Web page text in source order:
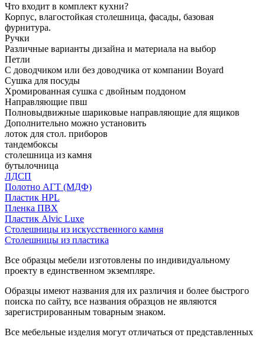
Что входит в комплект кухни?
Корпус, влагостойкая столешница, фасады, базовая
фурнитура.
Ручки
Различные варианты дизайна и материала на выбор
Петли
С доводчиком или без доводчика от компании Boyard
Сушка для посуды
Хромированная сушка с двойным поддоном
Направляющие пвш
Полновыдвижные шариковые направляющие для ящиков
Дополнительно можно установить
лоток для стол. приборов
тандембоксы
столешница из камня
бутылочница
ЛДСП
Полотно АГТ (МДФ)
Пластик HPL
Пленка ПВХ
Пластик Alvic Luxe
Столешницы из искусственного камня
Столешницы из пластика
Все образцы мебели изготовлены по индивидуальному
проекту в единственном экземпляре.
Образцы имеют названия для их различия и более быстрого
поиска по сайту, все названия образцов не являются
зарегистрированным товарным знаком.
Все мебельные изделия могут отличаться от представленных